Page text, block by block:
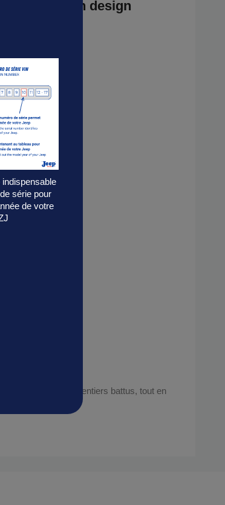
proposait un design
hors des sentiers battus, tout en
série pour
de votre